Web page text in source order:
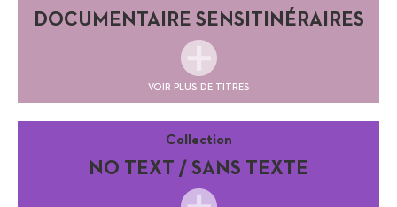
DOCUMENTAIRE SENSITINÉRAIRES
VOIR PLUS DE TITRES
Collection
NO TEXT / SANS TEXTE